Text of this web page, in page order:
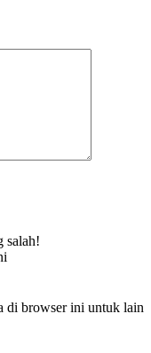
salah!
di browser ini untuk lain